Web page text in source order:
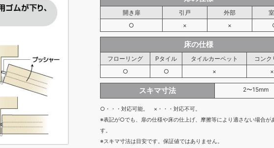
開き扉 引戸 外部
○
× ×
床の仕様
フローリング Pタイル タイルカーペット
コンク
○
○ × ×
スキマ寸法 2〜15mm
○・・・対応可能。 ×・・・対応不可。
※表記が○でも、扉の仕様や床の仕上げ、摩擦等により適さない場合が
す。
※スキマ寸法は目安です。保証値ではありません。